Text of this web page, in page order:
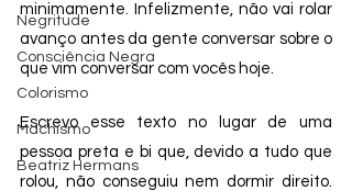
Negritude
Consciência Negra
Colorismo
Machismo
Beatriz Hermans
minimamente. Infelizmente, não vai rolar
avanço antes da gente conversar sobre o
que vim conversar com vocês hoje.
Escrevo esse texto no lugar de uma
pessoa preta e bi que, devido a tudo que
rolou, não conseguiu nem dormir direito.